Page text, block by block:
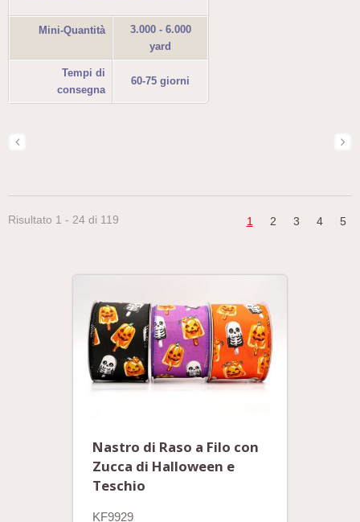
Mini-Quantità
3.000 - 6.000
yard
Tempi di
consegna
60-75 giorni
Risultato 1 - 24 di 119 1 2 3 4 5
Nastro di Raso a Filo con
Zucca di Halloween e
Teschio
KF9929